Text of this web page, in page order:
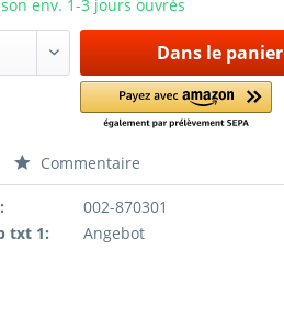
env. 1-3 jours ouvrés
Dans le panier
Commentaire
002-870301
txt 1:
Angebot